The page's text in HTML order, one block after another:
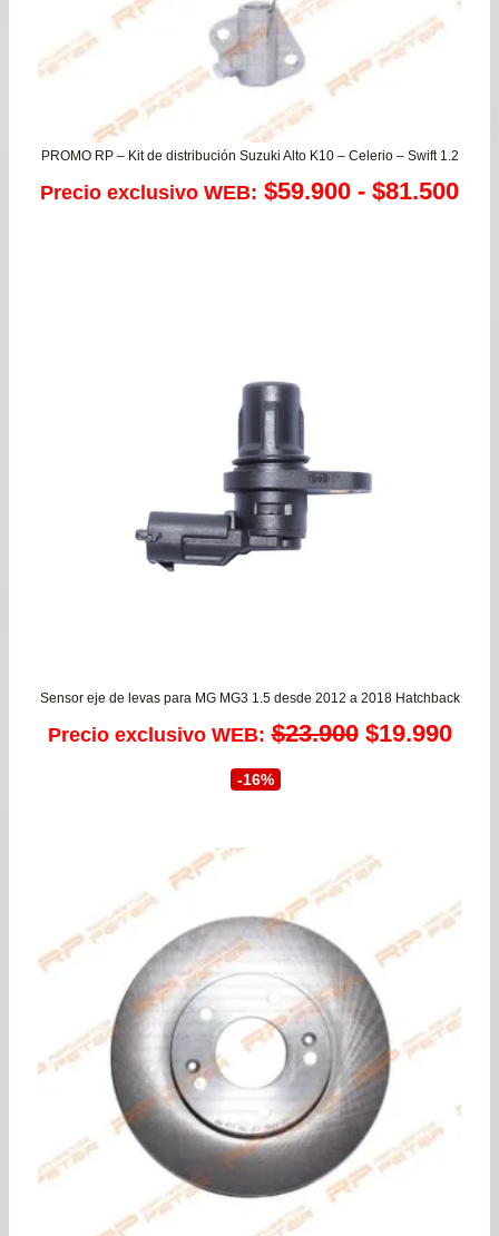
PROMO RP – Kit de distribución Suzuki Alto K10 – Celerio – Swift 1.2
Precio exclusivo WEB: $59.900 - $81.500
Sensor eje de levas para MG MG3 1.5 desde 2012 a 2018 Hatchback
Precio exclusivo WEB: $23.900 El
era:
$23.900.
$19.990El
-16%